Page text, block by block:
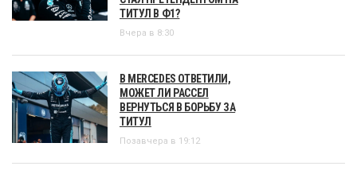
ТИТУЛ В Ф1?
Вчера в 8:30
В MERCEDES ОТВЕТИЛИ,
МОЖЕТ ЛИ РАССЕЛ
ВЕРНУТЬСЯ В БОРЬБУ ЗА
ТИТУЛ
Позавчера в 19:12